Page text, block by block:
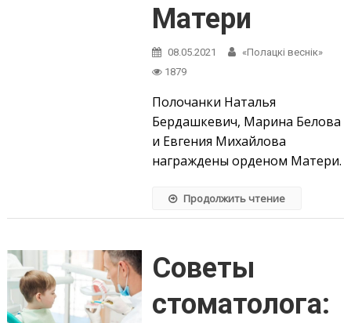
Матери
08.05.2021
«Полацкі веснік»
1879
Полочанки Наталья
Бердашкевич, Марина Белова
и Евгения Михайлова
награждены орденом Матери.
Продолжить чтение
Советы
стоматолога: